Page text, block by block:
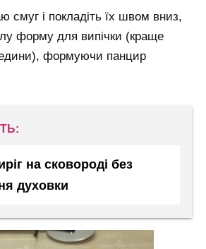
смуг і покладіть їх швом вниз,
форму для випічки (краще
формуючи панцир
на сковороді без
духовки